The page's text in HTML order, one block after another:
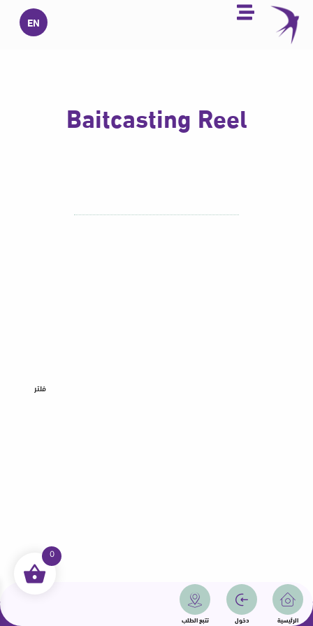
تخطي
المحتوى
EN
الرئيسية دخول تتبع الطلب
Baitcasting Reel
فلتر
جميع الحقوق محفوظة | سمامة 2025 | دولة قطر
0